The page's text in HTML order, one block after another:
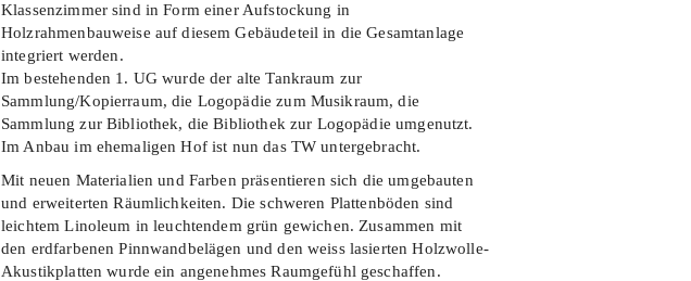
Klassenzimmer sind in Form einer Aufstockung in
Holzrahmenbauweise auf diesem Gebäudeteil in die Gesamtanlage
integriert werden.
Im bestehenden 1. UG wurde der alte Tankraum zur
Sammlung/Kopierraum, die Logopädie zum Musikraum, die
Sammlung zur Bibliothek, die Bibliothek zur Logopädie umgenutzt.
Im Anbau im ehemaligen Hof ist nun das TW untergebracht.
Mit neuen Materialien und Farben präsentieren sich die umgebauten
und erweiterten Räumlichkeiten. Die schweren Plattenböden sind
leichtem Linoleum in leuchtendem grün gewichen. Zusammen mit
den erdfarbenen Pinnwandbelägen und den weiss lasierten Holzwolle-
Akustikplatten wurde ein angenehmes Raumgefühl geschaffen.